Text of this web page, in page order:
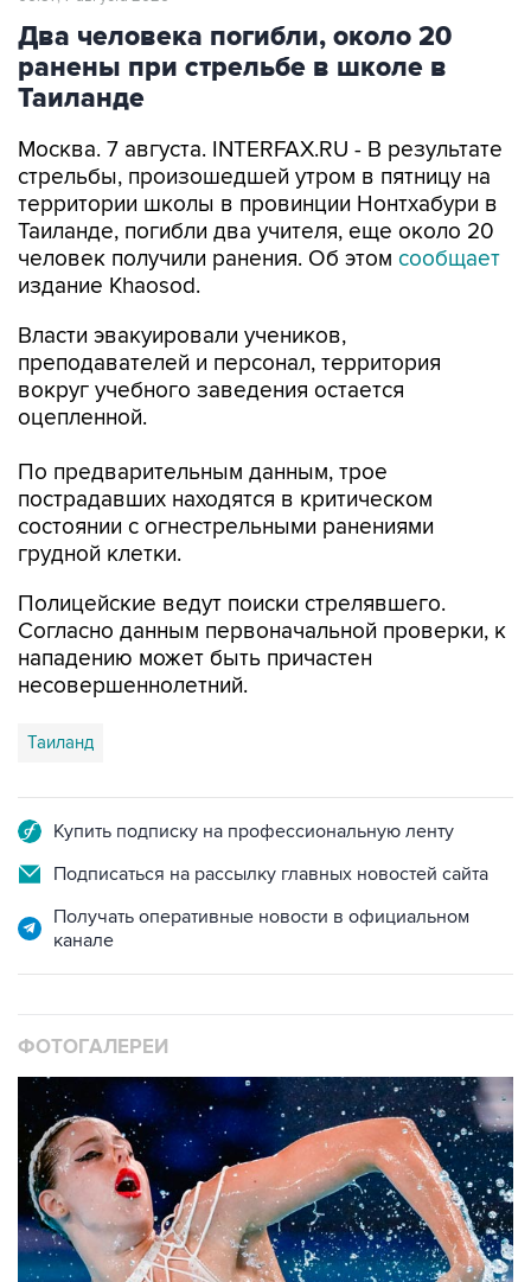
Два человека погибли, около 20
ранены при стрельбе в школе в
Таиланде
Москва. 7 августа. INTERFAX.RU - В результате
стрельбы, произошедшей утром в пятницу на
территории школы в провинции Нонтхабури в
Таиланде, погибли два учителя, еще около 20
человек получили ранения. Об этом сообщает
издание Khaosod.
Власти эвакуировали учеников,
преподавателей и персонал, территория
вокруг учебного заведения остается
оцепленной.
По предварительным данным, трое
пострадавших находятся в критическом
состоянии с огнестрельными ранениями
грудной клетки.
Полицейские ведут поиски стрелявшего.
Согласно данным первоначальной проверки, к
нападению может быть причастен
несовершеннолетний.
Таиланд
Купить подписку на профессиональную ленту
Подписаться на рассылку главных новостей сайта
Получать оперативные новости в официальном
канале
ФОТОГАЛЕРЕИ